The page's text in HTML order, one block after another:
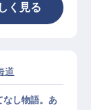
く見る
道
なし物語。あ